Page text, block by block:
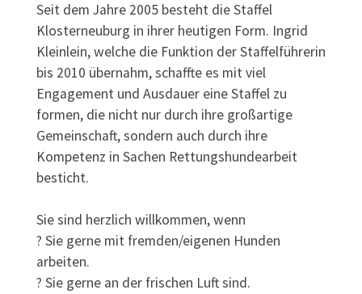
Seit dem Jahre 2005 besteht die Staffel
Klosterneuburg in ihrer heutigen Form. Ingrid
Kleinlein, welche die Funktion der Staffelführerin
bis 2010 übernahm, schaffte es mit viel
Engagement und Ausdauer eine Staffel zu
formen, die nicht nur durch ihre großartige
Gemeinschaft, sondern auch durch ihre
Kompetenz in Sachen Rettungshundearbeit
besticht.
Sie sind herzlich willkommen, wenn
? Sie gerne mit fremden/eigenen Hunden
arbeiten.
? Sie gerne an der frischen Luft sind.